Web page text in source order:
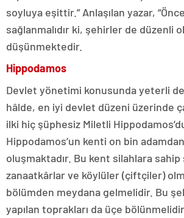
soyluya eşittir.” Anlaşılan yazar,
sağlanmalıdır ki, şehirler de düzenli
düşünmektedir.
Hippodamos
Devlet yönetimi konusunda yeterli
hâlde, en iyi devlet düzeni üzerinde
ilki hiç şüphesiz Miletli
Hippodamos’un kenti on bin
oluşmaktadır. Bu kent silahlara sahip
zanaatkârlar ve köylüler (çiftçiler)
bölümden meydana gelmelidir. Bu
yapılan toprakları da üçe